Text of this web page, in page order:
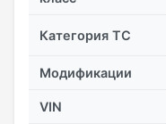
Категория ТС
Модификации
VIN